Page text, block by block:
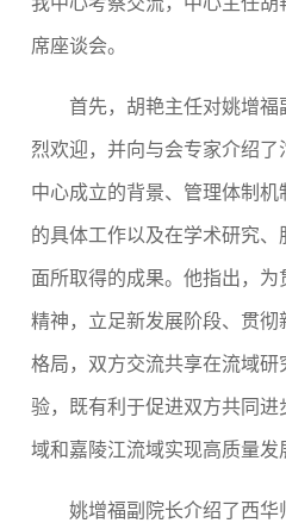
席座谈会。
首先，胡艳主任对姚增
烈欢迎，并向与会专家介绍
中心成立的背景、管理体制
的具体工作以及在学术研究
面所取得的成果。他指出，
精神，立足新发展阶段、贯
格局，双方交流共享在流域
验，既有利于促进双方共同
域和嘉陵江流域实现高质量发
姚增福副院长介绍了西